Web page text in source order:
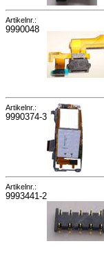
Artikelnr.:
9990048
Artikelnr.:
9990374-3
Artikelnr.:
9993441-2